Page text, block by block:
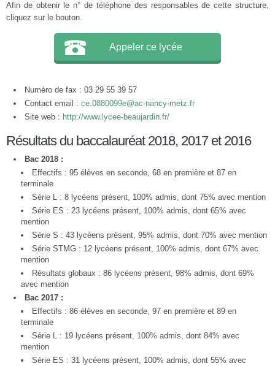
Afin de obtenir le n° de téléphone des responsables de cette structure,
cliquez sur le bouton.
Appeler ce lycée
Numéro de fax : 03 29 55 39 57
Contact email : ce.0880099e@ac-nancy-metz.fr
Site web : http://www.lycee-beaujardin.fr/
Résultats du baccalauréat 2018, 2017 et 2016
Bac 2018 :
Effectifs : 95 élèves en seconde, 68 en première et 87 en
terminale
Série L : 8 lycéens présent, 100% admis, dont 75% avec mention
Série ES : 23 lycéens présent, 100% admis, dont 65% avec
mention
Série S : 43 lycéens présent, 95% admis, dont 70% avec mention
Série STMG : 12 lycéens présent, 100% admis, dont 67% avec
mention
Résultats globaux : 86 lycéens présent, 98% admis, dont 69%
avec mention
Bac 2017 :
Effectifs : 86 élèves en seconde, 97 en première et 89 en
terminale
Série L : 19 lycéens présent, 100% admis, dont 84% avec
mention
Série ES : 31 lycéens présent, 100% admis, dont 55% avec